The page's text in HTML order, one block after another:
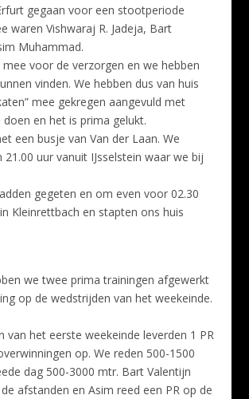
gegaan voor een stootperiode
waren Vishwaraj R. Jadeja, Bart
Muhammad.
voor de verzorgen en we hebben
vinden. We hebben dus van huis
mee gekregen aangevuld met
en het is prima gelukt.
een busje van Van der Laan. We
uur vanuit IJsselstein waar we bij
gegeten en om even voor 02.30
Kleinrettbach en stapten ons huis
we twee prima trainingen afgewerkt
op de wedstrijden van het weekeinde.
van het eerste weekeinde leverden 1 PR
op. We reden 500-1500
dag 500-3000 mtr. Bart Valentijn
afstanden en Asim reed een PR op de